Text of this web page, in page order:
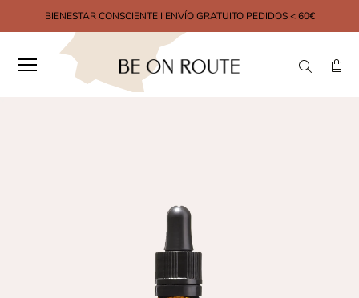
BIENESTAR CONSCIENTE I ENVÍO GRATUITO PEDIDOS < 60€